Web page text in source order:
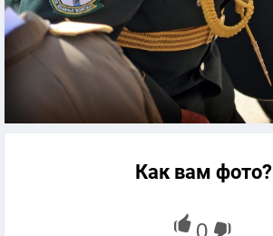
Как вам фото?